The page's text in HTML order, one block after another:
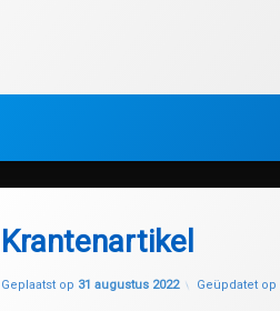
Krantenartikel
Geplaatst op 31 augustus 2022 Geüpdatet op